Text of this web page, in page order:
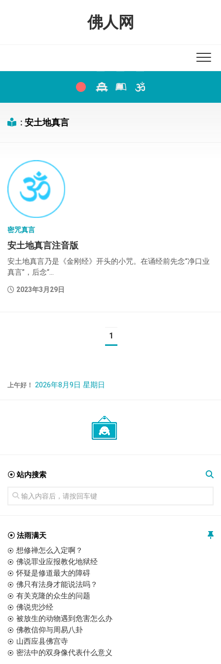
佛人网
: 安土地真言
密咒真言
安土地真言注音版
安土地真言乃是《金刚经》开头的小咒。在诵经前先念“净口业
真言”，后念“...
2023年3月29日
1
上午好！ 2026年8月9日 星期日
☉ 站内搜索
☉ 法雨满天
想修禅怎么入定啊？
佛说罪业应报教化地狱经
怀疑是修道最大的障碍
佛只有法身才能说法吗？
有关克隆的众生的问题
佛说兜沙经
被放生的动物遇到危害怎么办
佛教信仰与周易八卦
山西应县佛宫寺
密法中的双身像代表什么意义